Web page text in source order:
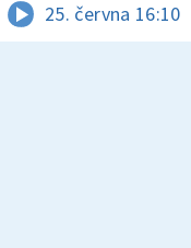
25. června 16:10